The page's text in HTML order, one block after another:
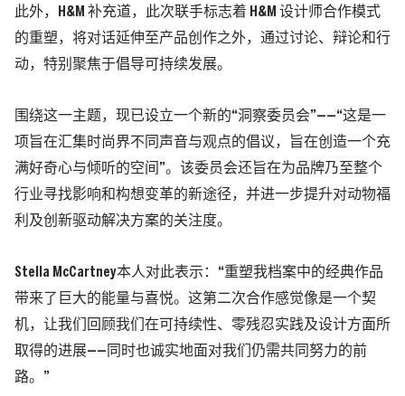
此外，H&M 补充道，此次联手标志着 H&M 设计师合作模式
的重塑，将对话延伸至产品创作之外，通过讨论、辩论和行
动，特别聚焦于倡导可持续发展。
围绕这一主题，现已设立一个新的“洞察委员会”——“这是一
项旨在汇集时尚界不同声音与观点的倡议，旨在创造一个充
满好奇心与倾听的空间”。该委员会还旨在为品牌乃至整个
行业寻找影响和构想变革的新途径，并进一步提升对动物福
利及创新驱动解决方案的关注度。
Stella McCartney本人对此表示：“重塑我档案中的经典作品
带来了巨大的能量与喜悦。这第二次合作感觉像是一个契
机，让我们回顾我们在可持续性、零残忍实践及设计方面所
取得的进展——同时也诚实地面对我们仍需共同努力的前
路。”